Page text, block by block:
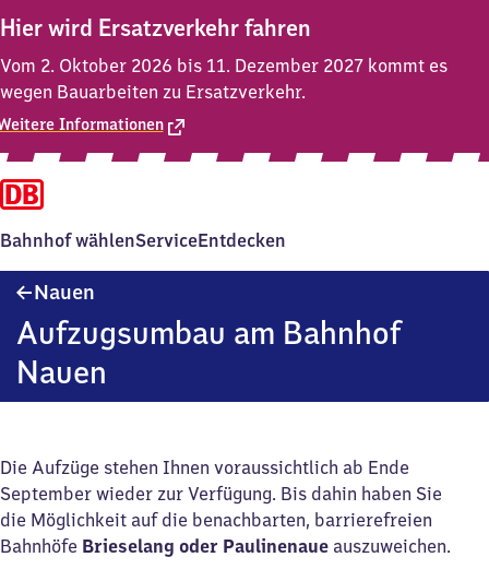
Hier wird Ersatzverkehr fahren
Vom 2. Oktober 2026 bis 11. Dezember 2027 kommt es
wegen Bauarbeiten zu Ersatzverkehr.
Informationen
Bahnhof wählenServiceEntdecken
Nauen
Aufzugsumbau am Bahnhof
Nauen
Die Aufzüge stehen Ihnen voraussichtlich ab Ende
September wieder zur Verfügung. Bis dahin haben Sie
die Möglichkeit auf die benachbarten, barrierefreien
Bahnhöfe Brieselang oder Paulinenaue auszuweichen.